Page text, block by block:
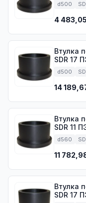
d500
4
Втулка
SDR 17
d500
14
Втулка
SDR 11
d560
11
Втулка
SDR 17